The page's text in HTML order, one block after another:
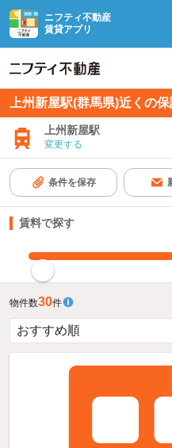
ニフティ不動産
賃貸アプリ
上州新屋駅(群馬県)近くの
上州新屋駅
変更する
条件を保存
賃料で探す
物件数30件